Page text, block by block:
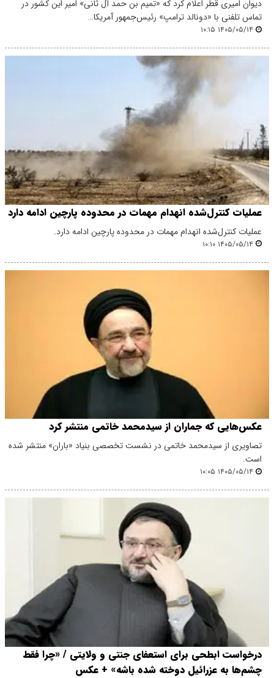
دیوان امیری قطر اعلام کرد که «تمیم بن حمد آل ثانی» امیر این کشور در
تماس تلفنی با «دونالد ترامپ» رئیس‌جمهور آمریکا…
۱۴۰۵/۰۵/۱۴ ۱۰:۱۵
عملیات کنترل‌شده انهدام مهمات در محدوده پارچین ادامه دارد
عملیات کنترل‌شده انهدام مهمات در محدوده پارچین ادامه دارد.
۱۴۰۵/۰۵/۱۴ ۱۰:۱۰
عکس‌هایی که جماران از سیدمحمد خاتمی منتشر کرد
تصاویری از سیدمحمد خاتمی در نشست تخصصی بنیاد «باران» منتشر شده
است.
۱۴۰۵/۰۵/۱۴ ۱۰:۰۵
درخواست ابطحی برای استعفای جنتی و ولایتی / «چرا فقط
چشم‌ها به عزرائیل دوخته شده باشه» + عکس